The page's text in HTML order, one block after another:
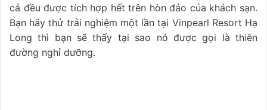
cả đều được tích hợp hết trên hòn đảo của khách sạn.
Bạn hãy thử trải nghiệm một lần tại Vinpearl Resort Hạ
Long thì bạn sẽ thấy tại sao nó được gọi là thiên
đường nghỉ dưỡng.